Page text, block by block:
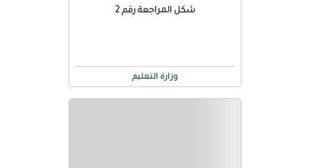
شكل المراجعة رقم 2
وزارة التعليم